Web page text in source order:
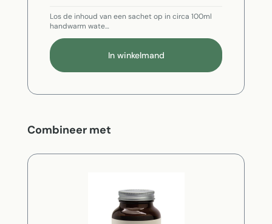
Los de inhoud van een sachet op in circa 100ml
handwarm wate…
In winkelmand
Productgalerij overslaan
Combineer met